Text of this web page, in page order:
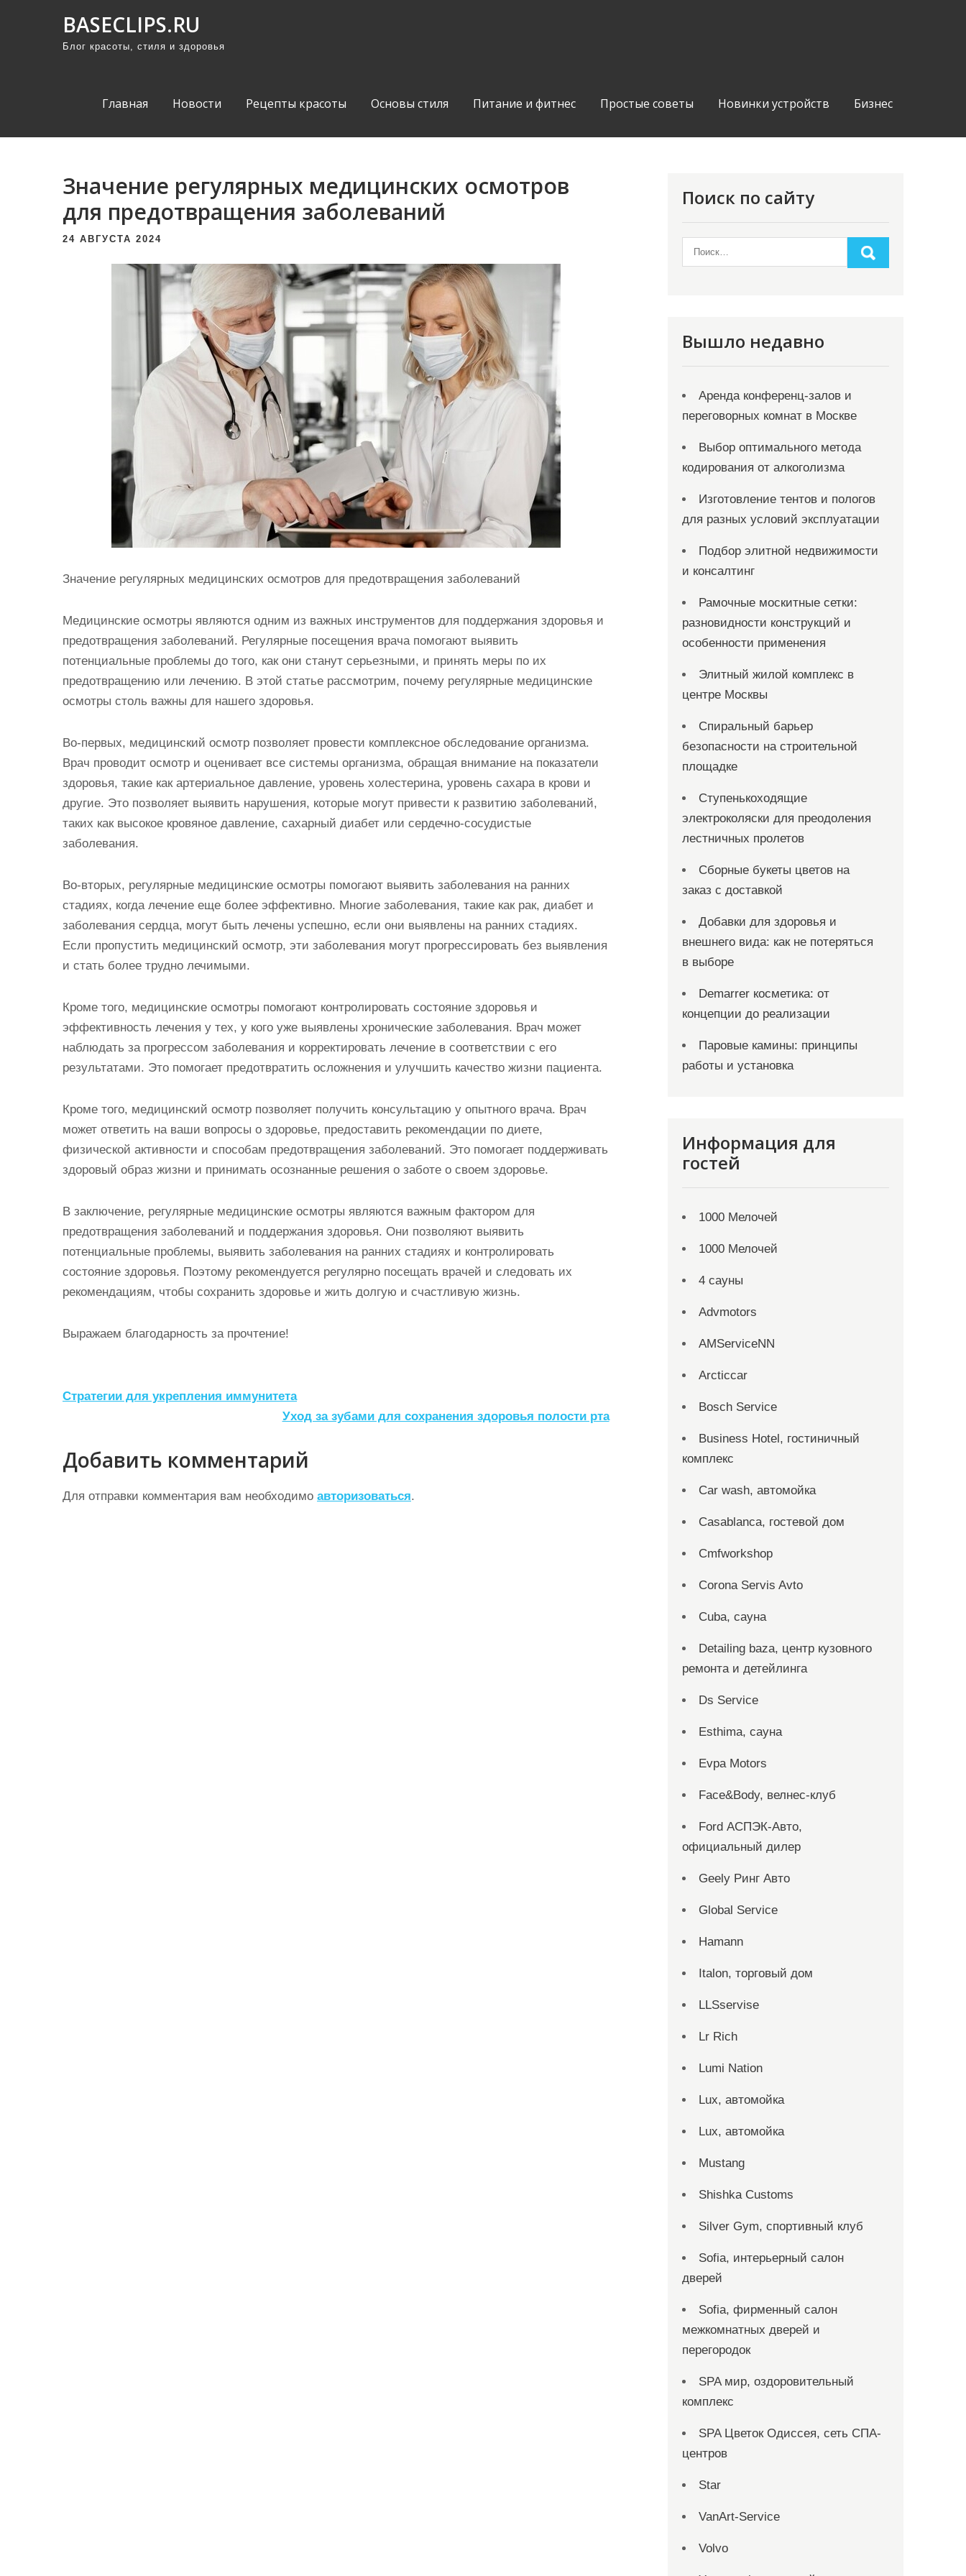
BASECLIPS.RU
Блог красоты, стиля и здоровья
Главная Новости Рецепты красоты Основы стиля Питание и фитнес Простые советы Новинки устройств Бизнес
Значение регулярных медицинских осмотров
для предотвращения заболеваний
24 АВГУСТА 2024
Значение регулярных медицинских осмотров для предотвращения заболеваний
Медицинские осмотры являются одним из важных инструментов для поддержания здоровья и
предотвращения заболеваний. Регулярные посещения врача помогают выявить
потенциальные проблемы до того, как они станут серьезными, и принять меры по их
предотвращению или лечению. В этой статье рассмотрим, почему регулярные медицинские
осмотры столь важны для нашего здоровья.
Во-первых, медицинский осмотр позволяет провести комплексное обследование организма.
Врач проводит осмотр и оценивает все системы организма, обращая внимание на показатели
здоровья, такие как артериальное давление, уровень холестерина, уровень сахара в крови и
другие. Это позволяет выявить нарушения, которые могут привести к развитию заболеваний,
таких как высокое кровяное давление, сахарный диабет или сердечно-сосудистые
заболевания.
Во-вторых, регулярные медицинские осмотры помогают выявить заболевания на ранних
стадиях, когда лечение еще более эффективно. Многие заболевания, такие как рак, диабет и
заболевания сердца, могут быть лечены успешно, если они выявлены на ранних стадиях.
Если пропустить медицинский осмотр, эти заболевания могут прогрессировать без выявления
и стать более трудно лечимыми.
Кроме того, медицинские осмотры помогают контролировать состояние здоровья и
эффективность лечения у тех, у кого уже выявлены хронические заболевания. Врач может
наблюдать за прогрессом заболевания и корректировать лечение в соответствии с его
результатами. Это помогает предотвратить осложнения и улучшить качество жизни пациента.
Кроме того, медицинский осмотр позволяет получить консультацию у опытного врача. Врач
может ответить на ваши вопросы о здоровье, предоставить рекомендации по диете,
физической активности и способам предотвращения заболеваний. Это помогает поддерживать
здоровый образ жизни и принимать осознанные решения о заботе о своем здоровье.
В заключение, регулярные медицинские осмотры являются важным фактором для
предотвращения заболеваний и поддержания здоровья. Они позволяют выявить
потенциальные проблемы, выявить заболевания на ранних стадиях и контролировать
состояние здоровья. Поэтому рекомендуется регулярно посещать врачей и следовать их
рекомендациям, чтобы сохранить здоровье и жить долгую и счастливую жизнь.
Выражаем благодарность за прочтение!
Н
в
и
г
Стратегии для укрепления иммунитета
Уход за зубами для сохранения здоровья полости рта
Добавить комментарий
Для отправки комментария вам необходимо авторизоваться.
Поиск по сайту
Вышло недавно
Аренда конференц-залов и
переговорных комнат в Москве
Выбор оптимального метода
кодирования от алкоголизма
Изготовление тентов и пологов
для разных условий эксплуатации
Подбор элитной недвижимости
и консалтинг
Рамочные москитные сетки:
разновидности конструкций и
особенности применения
Элитный жилой комплекс в
центре Москвы
Спиральный барьер
безопасности на строительной
площадке
Ступенькоходящие
электроколяски для преодоления
лестничных пролетов
Сборные букеты цветов на
заказ с доставкой
Добавки для здоровья и
внешнего вида: как не потеряться
в выборе
Demarrer косметика: от
концепции до реализации
Паровые камины: принципы
работы и установка
Информация для
гостей
1000 Мелочей
1000 Мелочей
4 сауны
Advmotors
AMServiceNN
Arcticcar
Bosch Service
Business Hotel, гостиничный
комплекс
Car wash, автомойка
Casablanca, гостевой дом
Cmfworkshop
Corona Servis Avto
Cuba, сауна
Detailing baza, центр кузовного
ремонта и детейлинга
Ds Service
Esthima, сауна
Evpa Motors
Face&Body, велнес-клуб
Ford АСПЭК-Авто,
официальный дилер
Geely Ринг Авто
Global Service
Hamann
Italon, торговый дом
LLSservise
Lr Rich
Lumi Nation
Lux, автомойка
Lux, автомойка
Mustang
Shishka Customs
Silver Gym, спортивный клуб
Sofia, интерьерный салон
дверей
Sofia, фирменный салон
межкомнатных дверей и
перегородок
SPA мир, оздоровительный
комплекс
SPA Цветок Одиссея, сеть СПА-
центров
Star
VanArt-Service
Volvo